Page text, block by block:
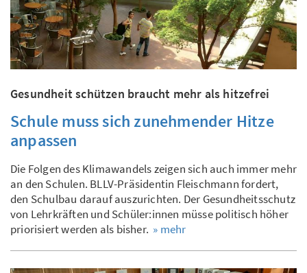
Gesundheit schützen braucht mehr als hitzefrei
Schule muss sich zunehmender Hitze
anpassen
Die Folgen des Klimawandels zeigen sich auch immer mehr
an den Schulen. BLLV-Präsidentin Fleischmann fordert,
den Schulbau darauf auszurichten. Der Gesundheitsschutz
von Lehrkräften und Schüler:innen müsse politisch höher
priorisiert werden als bisher. » mehr